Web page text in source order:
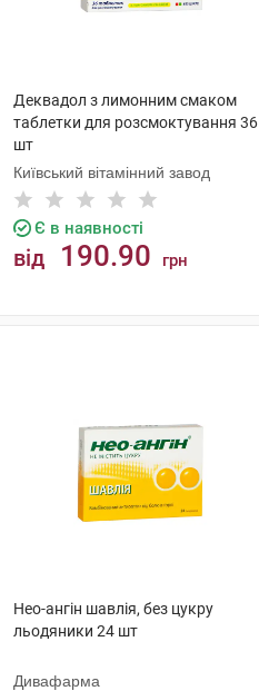
Деквадол з лимонним смаком
таблетки для розсмоктування 36
шт
Київський вітамінний завод
Є в наявності
від 190.90 грн
Нео-ангін шавлія, без цукру
льодяники 24 шт
Дивафарма